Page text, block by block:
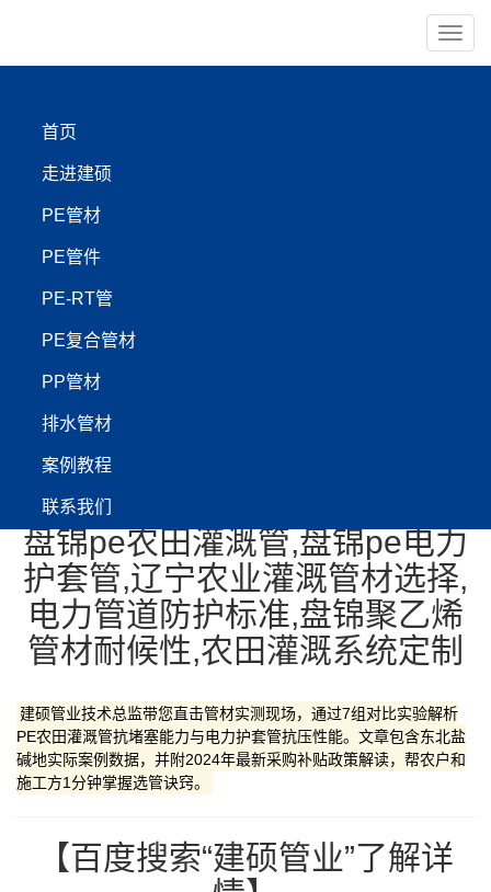
导
首页
走进建硕
PE管材
PE管件
PE-RT管
PE复合管材
PP管材
排水管材
案例教程
联系我们
PE-RT管
【管材服务:400-999-4440】
盘锦建硕管业实测揭秘：
PE农田灌溉管VS电力护
套管哪种更强？
盘锦pe农田灌溉管,盘锦pe电力
护套管,辽宁农业灌溉管材选择,
电力管道防护标准,盘锦聚乙烯
管材耐候性,农田灌溉系统定制
建硕管业技术总监带您直击管材实测现场，通过7组对比实验解析
PE农田灌溉管抗堵塞能力与电力护套管抗压性能。文章包含东北盐
碱地实际案例数据，并附2024年最新采购补贴政策解读，帮农户和
施工方1分钟掌握选管诀窍。
【百度搜索“建硕管业”了解详